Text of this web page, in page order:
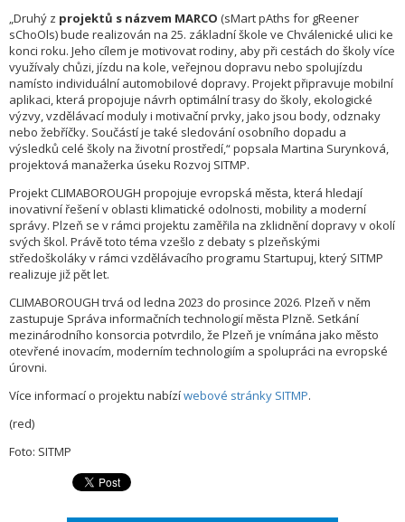
„Druhý z projektů s názvem MARCO (sMart pAths for gReener
sChoOls) bude realizován na 25. základní škole ve Chválenické ulici ke
konci roku. Jeho cílem je motivovat rodiny, aby při cestách do školy více
využívaly chůzi, jízdu na kole, veřejnou dopravu nebo spolujízdu
namísto individuální automobilové dopravy. Projekt připravuje mobilní
aplikaci, která propojuje návrh optimální trasy do školy, ekologické
výzvy, vzdělávací moduly i motivační prvky, jako jsou body, odznaky
nebo žebříčky. Součástí je také sledování osobního dopadu a
výsledků celé školy na životní prostředí,“ popsala Martina Surynková,
projektová manažerka úseku Rozvoj SITMP.
Projekt CLIMABOROUGH propojuje evropská města, která hledají
inovativní řešení v oblasti klimatické odolnosti, mobility a moderní
správy. Plzeň se v rámci projektu zaměřila na zklidnění dopravy v okolí
svých škol. Právě toto téma vzešlo z debaty s plzeňskými
středoškoláky v rámci vzdělávacího programu Startupuj, který SITMP
realizuje již pět let.
CLIMABOROUGH trvá od ledna 2023 do prosince 2026. Plzeň v něm
zastupuje Správa informačních technologií města Plzně. Setkání
mezinárodního konsorcia potvrdilo, že Plzeň je vnímána jako město
otevřené inovacím, moderním technologiím a spolupráci na evropské
úrovni.
Více informací o projektu nabízíwebové stránky SITMP.
(red)
Foto: SITMP